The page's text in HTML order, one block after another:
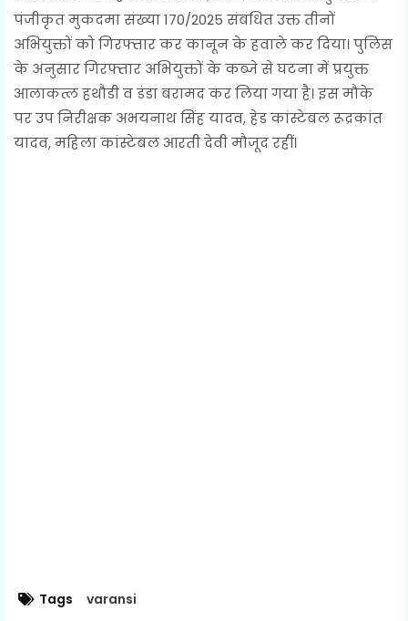
पंजीकृत मुकदमा संख्या 170/2025 संबंधित उक्त तीनों
अभियुक्तों को गिरफ्तार कर कानून के हवाले कर दिया। पुलिस
के अनुसार गिरफ्तार अभियुक्तों के कब्जे से घटना में प्रयुक्त
आलाकत्ल हथौडी व डंडा बरामद कर लिया गया है। इस मौके
पर उप निरीक्षक अभयनाथ सिंह यादव, हेड कांस्टेबल रूद्रकांत
यादव, महिला कांस्टेबल आरती देवी मौजूद रहीं।
Tags varansi